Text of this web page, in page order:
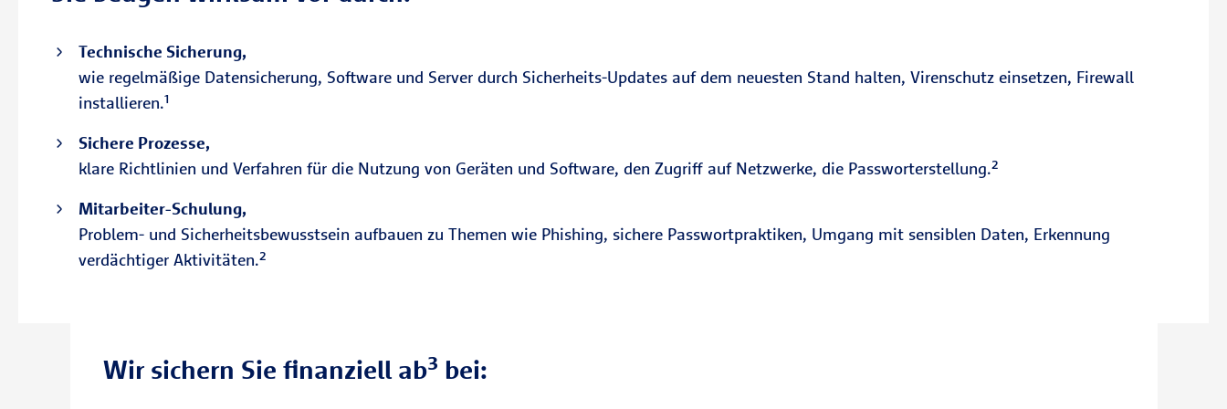
Technische Sicherung,
wie regelmäßige Datensicherung, Software und Server durch Sicherheits-Updates auf dem neuesten Stand halten, Virenschutz einsetzen, Firewall
installieren.¹
Sichere Prozesse,
klare Richtlinien und Verfahren für die Nutzung von Geräten und Software, den Zugriff auf Netzwerke, die Passworterstellung.²
Mitarbeiter-Schulung,
Problem- und Sicherheitsbewusstsein aufbauen zu Themen wie Phishing, sichere Passwortpraktiken, Umgang mit sensiblen Daten, Erkennung
verdächtiger Aktivitäten.²
Wir sichern Sie finanziell ab³ bei: